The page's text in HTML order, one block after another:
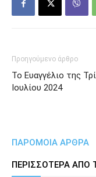
Προηγούμενο άρθρο
Το Ευαγγέλιο της
Ιουλίου 2024
ΠΑΡΟΜΟΙΑ ΑΡΘΡΑ
ΠΕΡΙΣΣΟΤΕΡΑ ΑΠΟ